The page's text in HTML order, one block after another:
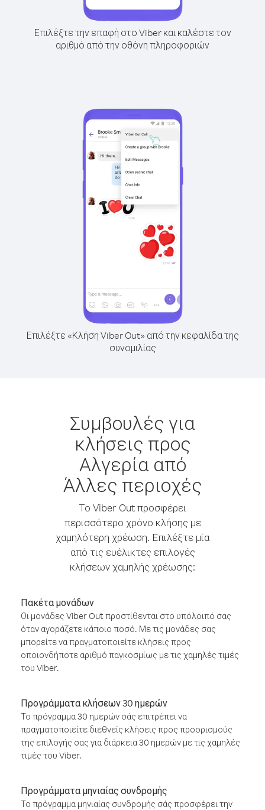
Επιλέξτε την επαφή στο Viber και καλέστε τον
αριθμό από την οθόνη πληροφοριών
Επιλέξτε «Κλήση Viber Out» από την κεφαλίδα της
συνομιλίας
Συμβουλές για
κλήσεις προς
Αλγερία από
Άλλες περιοχές
Το Viber Out προσφέρει
περισσότερο χρόνο κλήσης με
χαμηλότερη χρέωση. Επιλέξτε μία
από τις ευέλικτες επιλογές
κλήσεων χαμηλής χρέωσης:
Πακέτα μονάδων
Οι μονάδες Viber Out προστίθενται στο υπόλοιπό σας
όταν αγοράζετε κάποιο ποσό. Με τις μονάδες σας
μπορείτε να πραγματοποιείτε κλήσεις προς
οποιονδήποτε αριθμό παγκοσμίως με τις χαμηλές τιμές
του Viber.
Προγράμματα κλήσεων 30 ημερών
Το πρόγραμμα 30 ημερών σάς επιτρέπει να
πραγματοποιείτε διεθνείς κλήσεις προς προορισμούς
της επιλογής σας για διάρκεια 30 ημερών με τις χαμηλές
τιμές του Viber.
Προγράμματα μηνιαίας συνδρομής
Το πρόγραμμα μηνιαίας συνδρομής σάς προσφέρει την